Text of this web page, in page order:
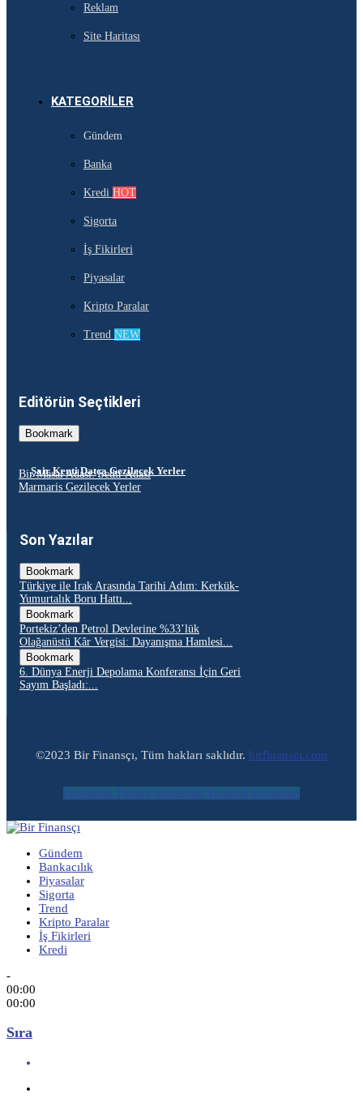
Reklam
Site Haritası
KATEGORILER
Gündem
Banka
Kredi HOT
Sigorta
İş Fikirleri
Piyasalar
Kripto Paralar
Trend NEW
Editörün Seçtikleri
Bookmark
Şair Kenti Datça Gezilecek Yerler
Bir Masal Adası: Sedir Adası
Marmaris Gezilecek Yerler
Son Yazılar
Bookmark
Türkiye ile Irak Arasında Tarihi Adım: Kerkük-
Yumurtalık Boru Hattı...
Bookmark
Portekiz’den Petrol Devlerine %33’lük
Olağanüstü Kâr Vergisi: Dayanışma Hamlesi...
Bookmark
6. Dünya Enerji Depolama Konferansı İçin Geri
Sayım Başladı:...
©2023 Bir Finansçı, Tüm hakları saklıdır. birfinansci.com
Facebook Twitter Instagram Youtube Envelope
Gündem
Bankacılık
Piyasalar
Sigorta
Trend
Kripto Paralar
İş Fikirleri
Kredi
-
00:00
00:00
Sıra